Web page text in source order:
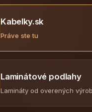
Kabelky.sk
Práve ste tu
Laminátové podlahy
Lamináty od overených